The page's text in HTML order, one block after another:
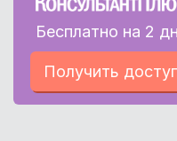
Бесплатно на 2
Получить
Перед